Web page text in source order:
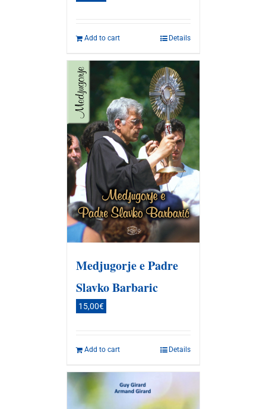
Add to cart Details
Medjugorje e Padre
Slavko Barbaric
15,00€
Add to cart Details